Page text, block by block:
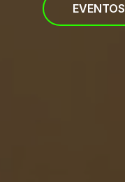
EVENTOS